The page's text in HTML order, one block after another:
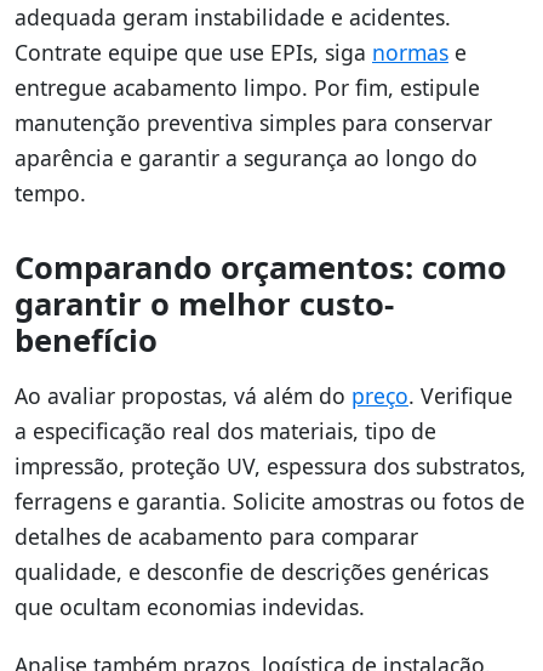
adequada geram instabilidade e acidentes.
Contrate equipe que use EPIs, siga normas e
entregue acabamento limpo. Por fim, estipule
manutenção preventiva simples para conservar
aparência e garantir a segurança ao longo do
tempo.
Comparando orçamentos: como
garantir o melhor custo-
benefício
Ao avaliar propostas, vá além do preço. Verifique
a especificação real dos materiais, tipo de
impressão, proteção UV, espessura dos substratos,
ferragens e garantia. Solicite amostras ou fotos de
detalhes de acabamento para comparar
qualidade, e desconfie de descrições genéricas
que ocultam economias indevidas.
Analise também prazos, logística de instalação,